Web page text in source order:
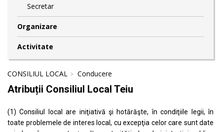
Secretar
Organizare
Activitate
CONSILIUL LOCAL Conducere
Atribuții Consiliul Local Teiu
(1) Consiliul local are iniţiativă şi hotărăşte, în condiţiile legii, în
toate problemele de interes local, cu excepţia celor care sunt date